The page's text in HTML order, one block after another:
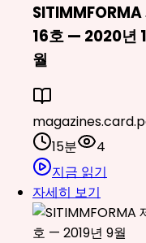
SITIMMFORMA
16호 — 2020년 1
월
15분
4
지금 읽기
자세히 보기